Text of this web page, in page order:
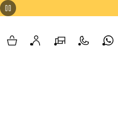
Whatsappצור קשרהסניפים שלנוהחשבון שלי